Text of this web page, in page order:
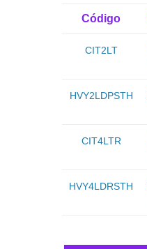
Código
CIT2LT
HVY2LDPSTH
CIT4LTR
HVY4LDRSTH